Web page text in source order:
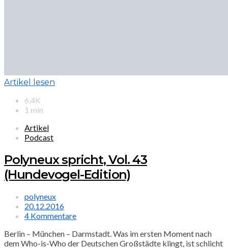
Artikel lesen
6.4K
1 min
Artikel
Podcast
Polyneux spricht, Vol. 43
(Hundevogel-Edition)
polyneux
20.12.2016
4 Kommentare
Berlin – München – Darmstadt. Was im ersten Moment nach
dem Who-is-Who der Deutschen Großstädte klingt, ist schlicht